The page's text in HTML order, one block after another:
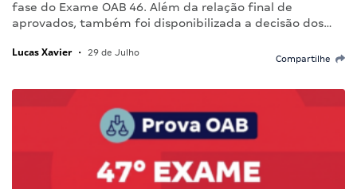
fase do Exame OAB 46. Além da relação final de
aprovados, também foi disponibilizada a decisão dos…
Lucas Xavier • 29 de Julho
Compartilhe